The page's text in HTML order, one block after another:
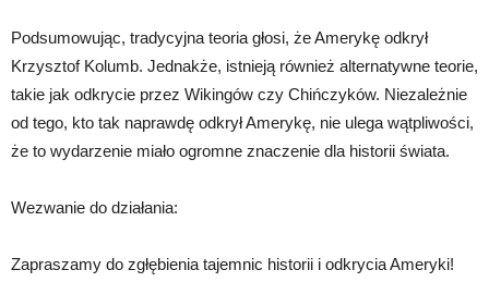
Podsumowując, tradycyjna teoria głosi, że Amerykę odkrył
Krzysztof Kolumb. Jednakże, istnieją również alternatywne teorie,
takie jak odkrycie przez Wikingów czy Chińczyków. Niezależnie
od tego, kto tak naprawdę odkrył Amerykę, nie ulega wątpliwości,
że to wydarzenie miało ogromne znaczenie dla historii świata.
Wezwanie do działania:
Zapraszamy do zgłębienia tajemnic historii i odkrycia Ameryki!